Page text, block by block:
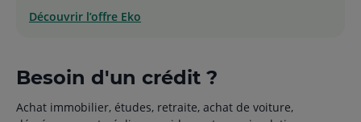
Découvrir l’offre Eko
Besoin d'un crédit ?
Achat immobilier, études, retraite, achat de voiture,